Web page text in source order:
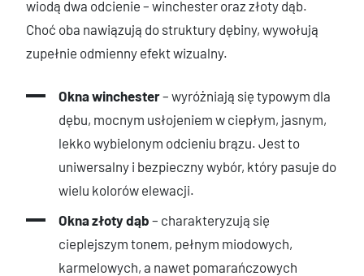
wiodą dwa odcienie – winchester oraz złoty dąb.
Choć oba nawiązują do struktury dębiny, wywołują
zupełnie odmienny efekt wizualny.
Okna winchester– wyróżniają się typowym dla
dębu, mocnym usłojeniem w ciepłym, jasnym,
lekko wybielonym odcieniu brązu. Jest to
uniwersalny i bezpieczny wybór, który pasuje do
wielu kolorów elewacji.
Okna złoty dąb – charakteryzują się
cieplejszym tonem, pełnym miodowych,
karmelowych, a nawet pomarańczowych